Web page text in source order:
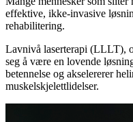
effektive, ikke-invasive
rehabilitering.
Lavnivå laserterapi (LLLT),
seg å være en lovende
betennelse og akselererer
muskelskjelettlidelser.